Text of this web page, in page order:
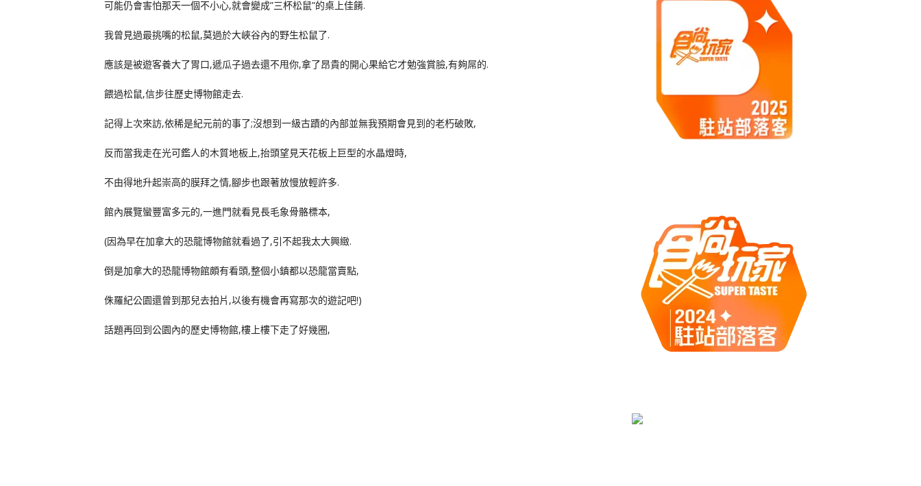
可能仍會害怕那天一個不小心,就會變成”三杯松鼠”的桌上佳餚.
我曾見過最挑嘴的松鼠,莫過於大峽谷內的野生松鼠了.
應該是被遊客養大了胃口,遞瓜子過去還不甩你,拿了昂貴的開心果給它才勉強賞臉,有夠屌的.
餵過松鼠,信步往歷史博物館走去.
記得上次來訪,依稀是紀元前的事了;沒想到一級古蹟的內部並無我預期會見到的老朽破敗,
反而當我走在光可鑑人的木質地板上,抬頭望見天花板上巨型的水晶燈時,
不由得地升起崇高的膜拜之情,腳步也跟著放慢放輕許多.
館內展覽蠻豐富多元的,一進門就看見長毛象骨骼標本,
(因為早在加拿大的恐龍博物館就看過了,引不起我太大興緻.
倒是加拿大的恐龍博物館頗有看頭,整個小鎮都以恐龍當賣點,
侏羅紀公園還曾到那兒去拍片,以後有機會再寫那次的遊記吧!)
話題再回到公園內的歷史博物館,樓上樓下走了好幾圈,